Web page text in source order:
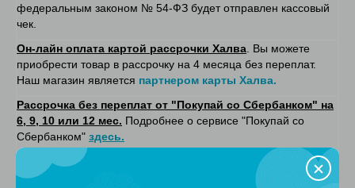
федеральным законом № 54-ФЗ будет отправлен кассовый
чек.
Он-лайн оплата картой рассрочки Халва . Вы можете
приобрести товар в рассрочку на 4 месяца без переплат.
Наш магазин является партнером карты Халва.
Рассрочка без переплат от "Покупай со Сбербанком" на
6, 9, 10 или 12 мес. Подробнее о сервисе "Покупай со
Сбербанком" здесь.
Рассрочка от Почта Банка на 6 месяцев
(при выборе
данной рассрочки, необязательно быть клиентом Почта